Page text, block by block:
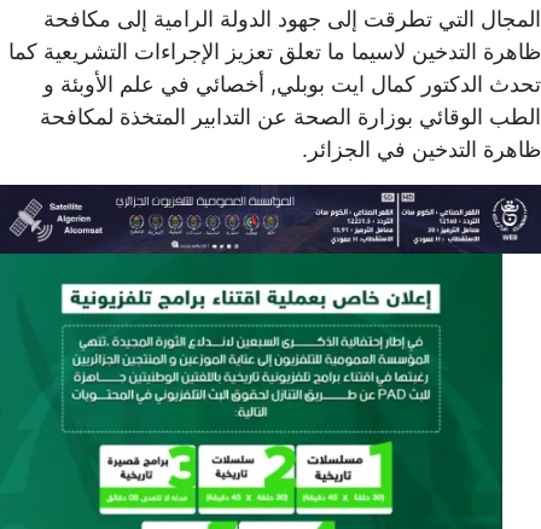
المجال التي تطرقت إلى جهود الدولة الرامية إلى مكافحة
ظاهرة التدخين لاسيما ما تعلق تعزيز الإجراءات التشريعية كما
تحدث الدكتور كمال ايت بوبلي, أخصائي في علم الأوبئة و
الطب الوقائي بوزارة الصحة عن التدابير المتخذة لمكافحة
ظاهرة التدخين في الجزائر.